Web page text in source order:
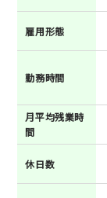
雇用形態
勤務時間
月平均残業時
間
休日数